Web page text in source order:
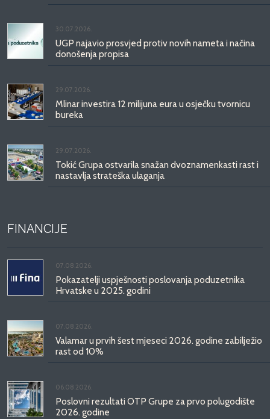
30.07.2026.
UGP najavio prosvjed protiv novih nameta i načina
donošenja propisa
29.07.2026.
Mlinar investira 12 milijuna eura u osječku tvornicu
bureka
29.07.2026.
Tokić Grupa ostvarila snažan dvoznamenkasti rast i
nastavlja strateška ulaganja
FINANCIJE
07.08.2026.
Pokazatelji uspješnosti poslovanja poduzetnika
Hrvatske u 2025. godini
07.08.2026.
Valamar u prvih šest mjeseci 2026. godine zabilježio
rast od 10%
06.08.2026.
Poslovni rezultati OTP Grupe za prvo polugodište
2026. godine